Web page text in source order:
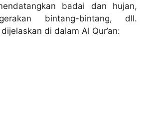
badai dan hujan,
bintang-bintang, dll.
di dalam Al Qur’an: